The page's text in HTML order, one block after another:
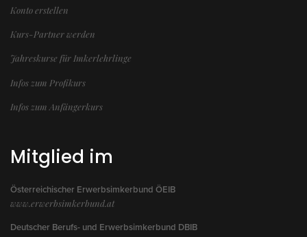
Konto erstellen
Kurs-Partner werden
Jahreskurse für Imkerlehrlinge
Infos zum Profikurs
Infos zum Anfängerkurs
Mitglied im
Österreichischer Erwerbsimkerbund ÖEIB
www.erwerbsimkerbund.at
Deutscher Berufs- und Erwerbsimkerbund DBIB